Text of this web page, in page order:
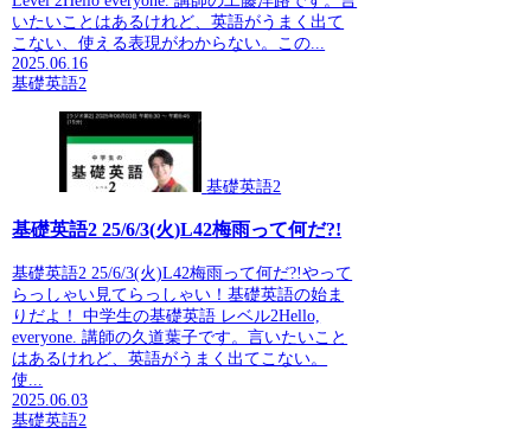
いたいことはあるけれど、英語がうまく出て
こない、使える表現がわからない。この...
2025.06.16
基礎英語2
基礎英語2
基礎英語2 25/6/3(火)L42梅雨って何だ?!
基礎英語2 25/6/3(火)L42梅雨って何だ?!やって
らっしゃい見てらっしゃい！基礎英語の始ま
りだよ！ 中学生の基礎英語 レベル2Hello,
everyone. 講師の久道葉子です。言いたいこと
はあるけれど、英語がうまく出てこない。
使...
2025.06.03
基礎英語2